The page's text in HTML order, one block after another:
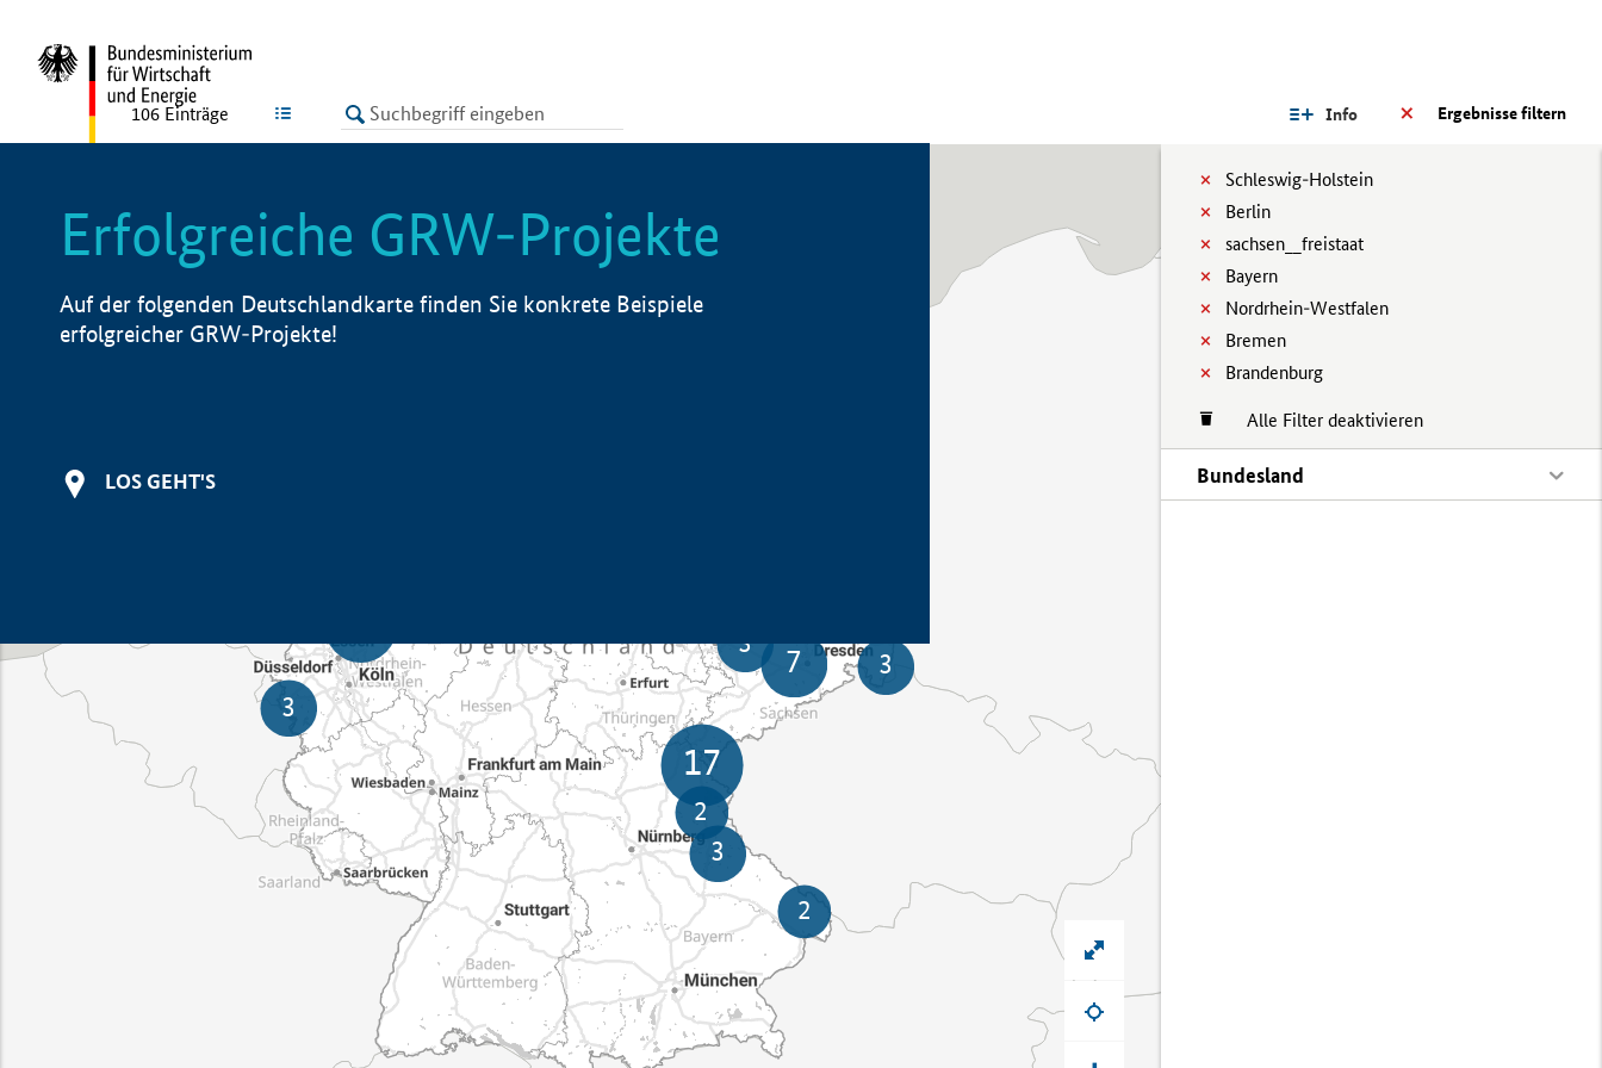
LISTE Ergebnisse filtern
Info
Schleswig-Holstein
Berlin
sachsen__freistaat
Bayern
Nordrhein-Westfalen
Bremen
Brandenburg
Alle Filter deaktivieren
Bundesland
106 Einträge
Erfolgreiche GRW-Projekte
Auf der folgenden Deutschlandkarte finden Sie konkrete Beispiele
erfolgreicher GRW-Projekte!
LOS GEHT'S